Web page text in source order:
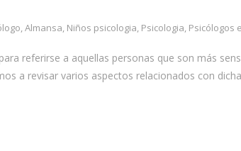
,Almansa, Niños psicologia, Psicologia, Psicólogos
referirse a aquellas personas que son más
a revisar varios aspectos relacionados con dicha